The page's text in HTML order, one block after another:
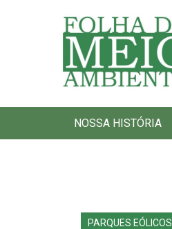
Folha do Meio Ambiente
NOSSA HISTÓRIA
PARQUES EÓLICOS